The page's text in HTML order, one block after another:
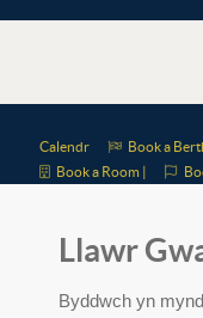
Calendr Book a
Book a Room |
Llawr
Byddwch yn